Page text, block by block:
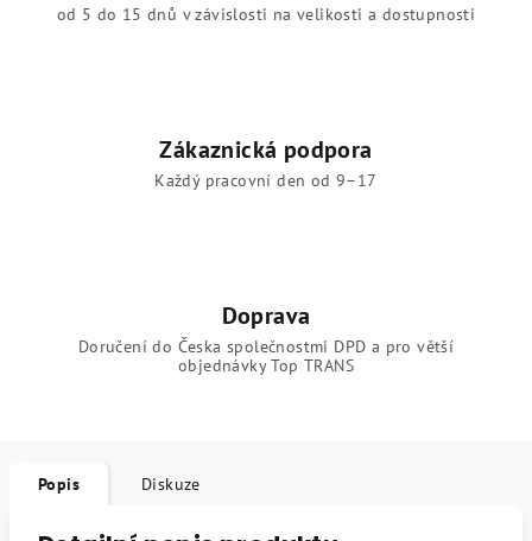
od 5 do 15 dnů v závislosti na velikosti a dostupnosti
Zákaznická podpora
Každý pracovní den od 9–17
Doprava
Doručení do Česka společnostmi DPD a pro větší
objednávky Top TRANS
Popis Diskuze